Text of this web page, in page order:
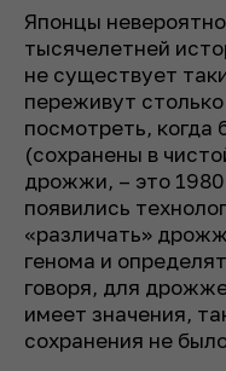
Японцы
тысячелетней
не существует
переживут
посмотреть, когда
(сохранены в
дрожжи, – это
появились
«различать»
генома и
говоря, для
имеет значения,
сохранения не